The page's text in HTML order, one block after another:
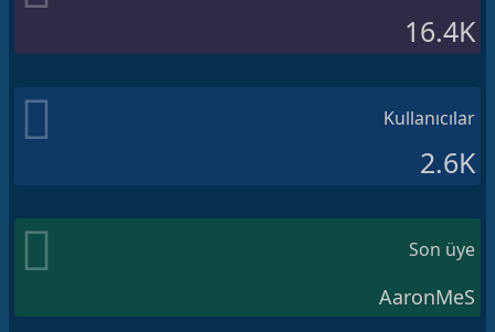
16.4K
Kullanıcılar
2.6K
Son üye
AaronMeS